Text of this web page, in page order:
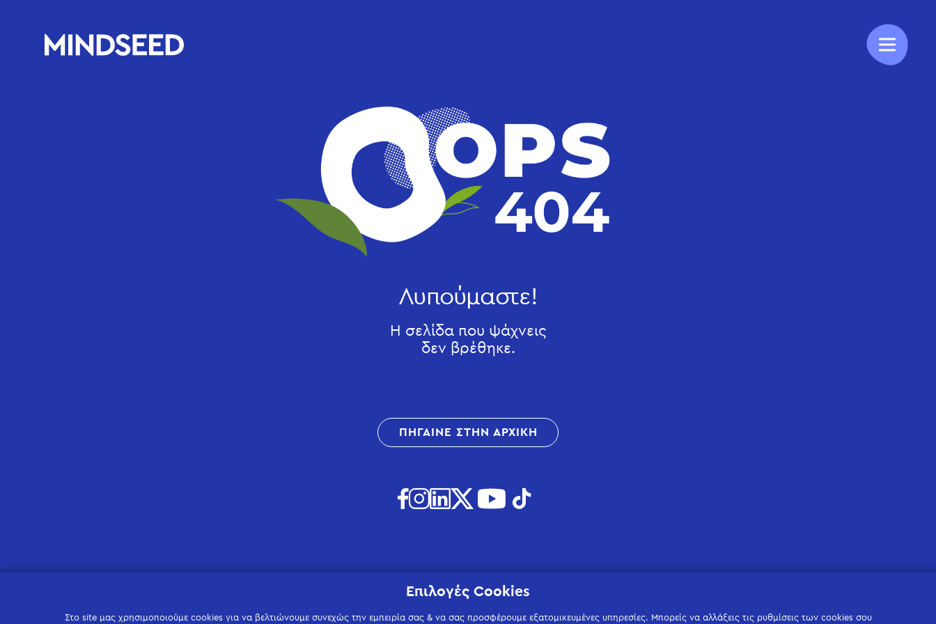
Λυπούμαστε!
Η σελίδα που ψάχνεις
δεν βρέθηκε.
ΠΗΓΑΙΝΕ ΣΤΗΝ ΑΡΧΙΚΗ
Επιλογές Cookies
Στο site μας χρησιμοποιούμε cookies για να βελτιώνουμε συνεχώς την εμπειρία σας & να σας προσφέρουμε εξατομικευμένες υπηρεσίες. Μπορείς να αλλάξεις τις ρυθμίσεις των cookies σου